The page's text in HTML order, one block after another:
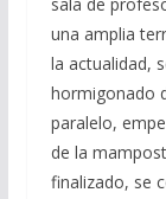
sala de
una amplia
la actualidad,
hormigonado
paralelo,
de la
finalizado, se